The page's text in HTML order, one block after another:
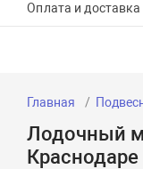
Оплата и доставка
Главная
Лодочный
Краснодаре